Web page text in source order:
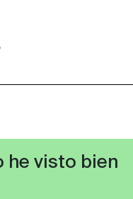
he visto bien